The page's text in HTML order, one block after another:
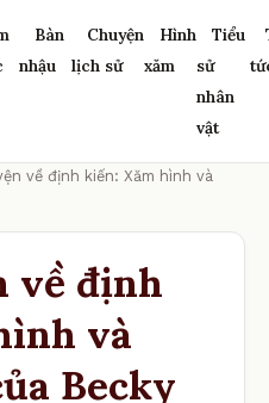
Bàn
nhậu
Chuyện
lịch sử
Hình
xăm
Tiểu
sử
nhân
vật
về định kiến: Xăm hình và
về định
và
Becky